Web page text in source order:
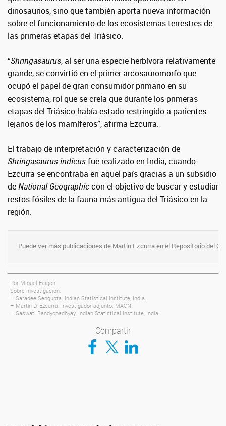
dinosaurios, sino que también aporta nueva información
sobre el funcionamiento de los ecosistemas terrestres de
las primeras etapas del Triásico.
“Shringasaurus, al ser una especie herbívora relativamente
grande, se convirtió en el primer arcosauromorfo que
ocupó el papel de gran consumidor primario en su
ecosistema, rol que se creía que durante los primeras
etapas del Triásico había estado restringido a parientes
lejanos de los mamíferos”, afirma Ezcurra.
El trabajo de interpretación y caracterización de
Shringasaurus indicusfue realizado en India, cuando
Ezcurra se encontraba en aquel país gracias a un subsidio
deNational Geographiccon el objetivo de buscar y estudiar
restos fósiles de la fauna más antigua del Triásico en la
región.
Puede ver más publicaciones de Martín Ezcurra en el Repositorio del
Por Miguel Faigón.
Sobre investigación:
– Saradee Sengupta. Indian Statistical Institute, India.
– Martín D. Ezcurra. Investigador adjunto. MACN.
– Saswati Bandyopadhyay. Indian Statistical Institute, India.
Compartir
Compartir en Facebook
Compartir en TwitterCompartir en LinkedIn